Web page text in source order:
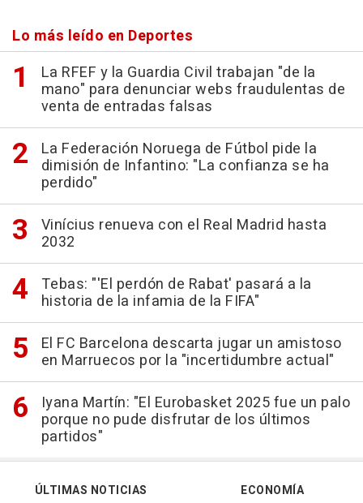
Lo más leído en Deportes
La RFEF y la Guardia Civil trabajan "de la
mano" para denunciar webs fraudulentas de
venta de entradas falsas
La Federación Noruega de Fútbol pide la
dimisión de Infantino: "La confianza se ha
perdido"
Vinícius renueva con el Real Madrid hasta
2032
Tebas: "'El perdón de Rabat' pasará a la
historia de la infamia de la FIFA"
El FC Barcelona descarta jugar un amistoso
en Marruecos por la "incertidumbre actual"
Iyana Martín: "El Eurobasket 2025 fue un palo
porque no pude disfrutar de los últimos
partidos"
ÚLTIMAS NOTICIAS
ECONOMÍA